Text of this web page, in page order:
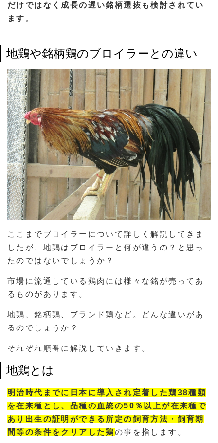
だけではなく成長の遅い銘柄選抜も検討されてい
ます 。
地鶏や銘柄鶏のブロイラーとの違い
ここまでブロイラーについて詳しく解説してきま
したが、地鶏はブロイラーと何が違うの？と思っ
たのではないでしょうか？
市場に流通している鶏肉には様々な銘が売ってあ
るものがあります。
地鶏、銘柄鶏、ブランド鶏など。どんな違いがあ
るのでしょうか？
それぞれ順番に解説していきます。
地鶏とは
明治時代までに日本に導入され定着した鶏38種類
を在来種とし、品種の血統の50％以上が在来種で
あり出生の証明ができる所定の飼育方法・飼育期
間等の条件をクリアした鶏の事を指します。